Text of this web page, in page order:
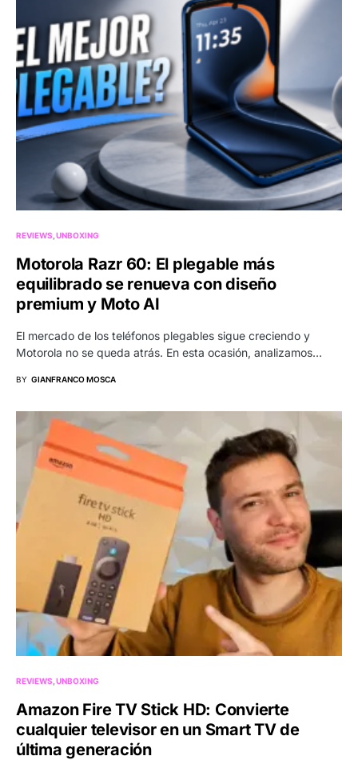
REVIEWS UNBOXING
Motorola Razr 60: El plegable más
equilibrado se renueva con diseño
premium y Moto AI
El mercado de los teléfonos plegables sigue creciendo y
Motorola no se queda atrás. En esta ocasión, analizamos…
BY GIANFRANCO MOSCA
REVIEWS UNBOXING
Amazon Fire TV Stick HD: Convierte
cualquier televisor en un Smart TV de
última generación